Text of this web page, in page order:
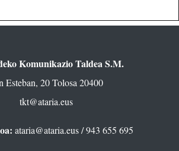
Komunikazio Taldea S.M.
Esteban, 20 Tolosa 20400
tkt@ataria.eus
ataria@ataria.eus/ 943 655 695